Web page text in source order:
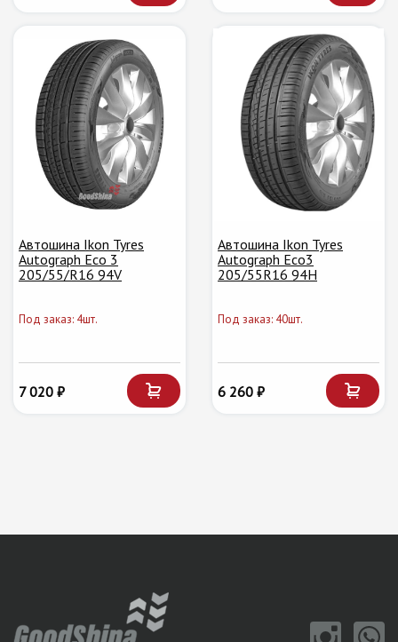
Автошина Ikon Tyres
Autograph Eco 3
205/55/R16 94V
Под заказ: 4шт.
7 020 ₽
Автошина Ikon Tyres
Autograph Eco3
205/55R16 94H
Под заказ: 40шт.
6 260 ₽